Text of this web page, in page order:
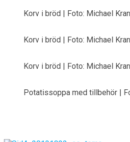
Korv i bröd | Foto: Michael
Korv i bröd | Foto: Michael
Korv i bröd | Foto: Michael
Potatissoppa med tillbehör |